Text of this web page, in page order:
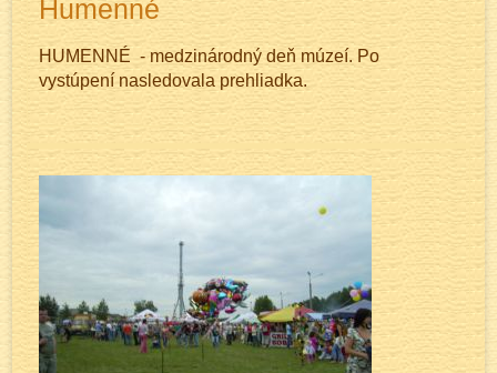
Humenné
HUMENNÉ - medzinárodný deň múzeí. Po
vystúpení nasledovala prehliadka.